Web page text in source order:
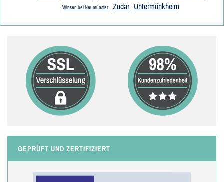
Winsen bei Neumünster Zudar Untermünkheim
GEPRÜFT UND ZERTIFIZIERT